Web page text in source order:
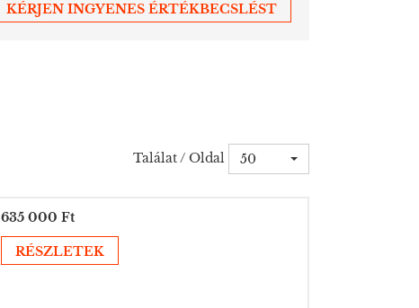
KÉRJEN INGYENES ÉRTÉKBECSLÉST
Találat / Oldal 50
635 000 Ft
RÉSZLETEK